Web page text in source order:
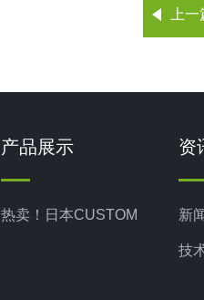
上
产品展示
热卖！日本CUSTOM
资
新
技